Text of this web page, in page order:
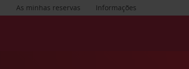
Informações
As minhas reservas